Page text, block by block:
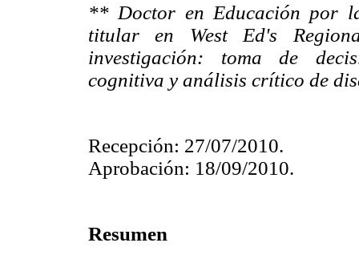
** Doctor en Educación por
titular en West Ed's
investigación: toma de
cognitiva y análisis crítico de
Recepción: 27/07/2010.
Aprobación: 18/09/2010.
Resumen